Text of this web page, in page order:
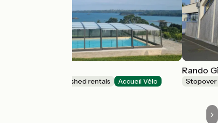
Lodgings and furnished rentals Accueil Vélo
Rando